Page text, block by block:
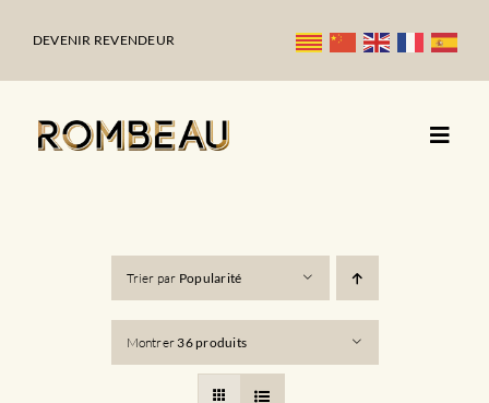
DEVENIR REVENDEUR
Trier par Popularité
Montrer 36 produits